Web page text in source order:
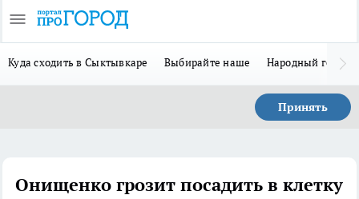
Куда сходить в Сыктывкаре Выбирайте наше Народный герой
Принять
Онищенко грозит посадить в клетку